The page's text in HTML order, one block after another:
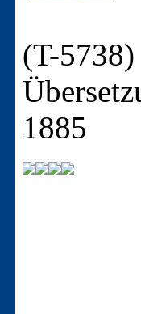
(T-5738)
1885